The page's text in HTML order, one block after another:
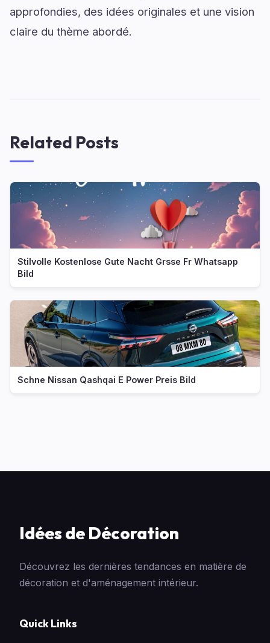
approfondies, des idées originales et une vision
claire du thème abordé.
Related Posts
Stilvolle Kostenlose Gute Nacht Grsse Fr Whatsapp
Bild
Schne Nissan Qashqai E Power Preis Bild
Idées de Décoration
Découvrez les dernières tendances en matière de
décoration et d'aménagement intérieur.
Quick Links